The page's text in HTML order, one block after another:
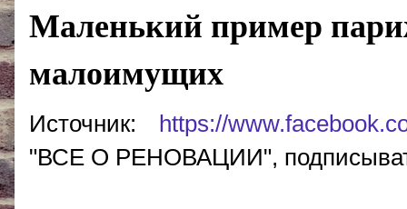
Маленький пример
малоимущих
Источник: https://
"ВСЕ О РЕНОВАЦИИ",